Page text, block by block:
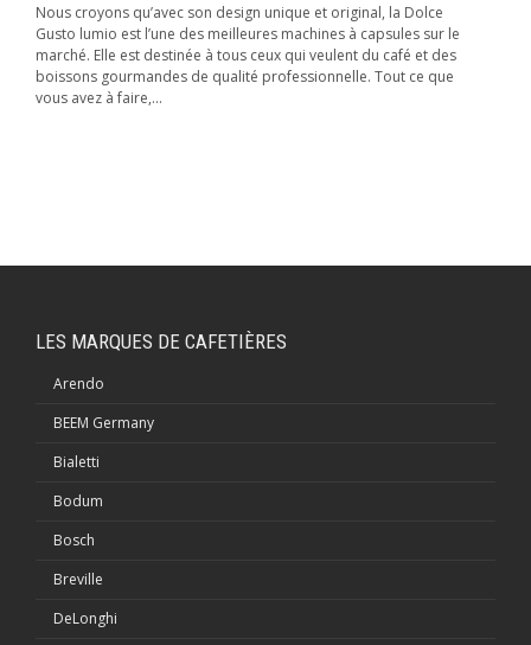
Nous croyons qu’avec son design unique et original, la Dolce
Gusto lumio est l’une des meilleures machines à capsules sur le
marché. Elle est destinée à tous ceux qui veulent du café et des
boissons gourmandes de qualité professionnelle. Tout ce que
vous avez à faire,...
LES MARQUES DE CAFETIÈRES
Arendo
BEEM Germany
Bialetti
Bodum
Bosch
Breville
DeLonghi